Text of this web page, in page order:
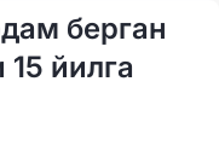
берган
йилга